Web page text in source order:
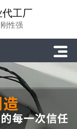
代工厂
性强